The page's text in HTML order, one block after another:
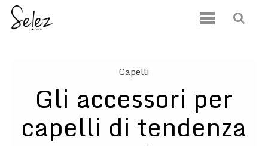
Capelli
Gli accessori per
capelli di tendenza